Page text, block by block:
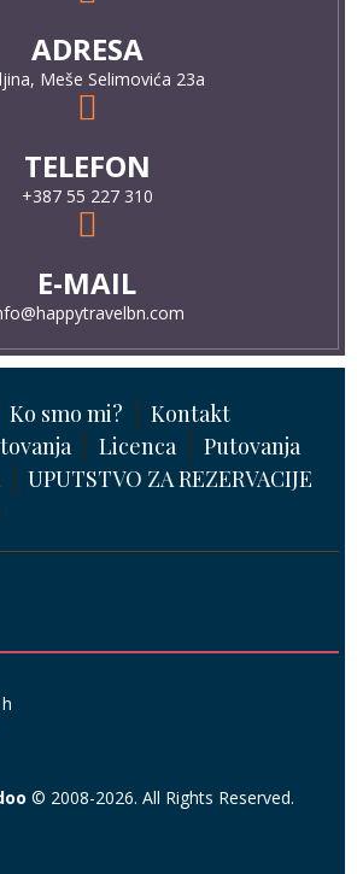
ADRESA
Meše Selimovića 23a
TELEFON
+387 55 227 310
E-MAIL
Ko smo mi?
Kontakt
Licenca
Putovanja
UPUTSTVO ZA REZERVACIJE
© 2008-2026. All Rights Reserved.